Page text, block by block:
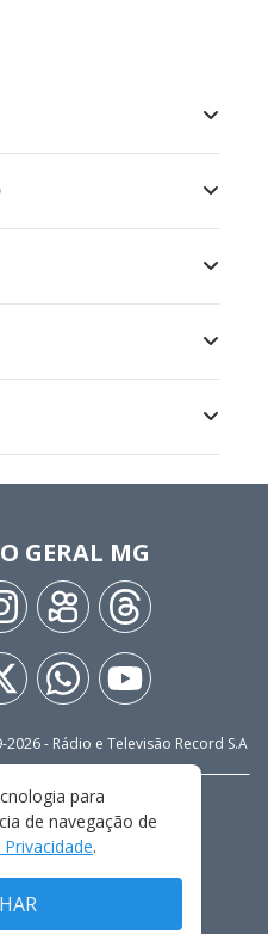
GERAL MG
2026- Rádio e Televisão Record S.A
PRIVACIDADE
DE USO
para
de navegação de
.